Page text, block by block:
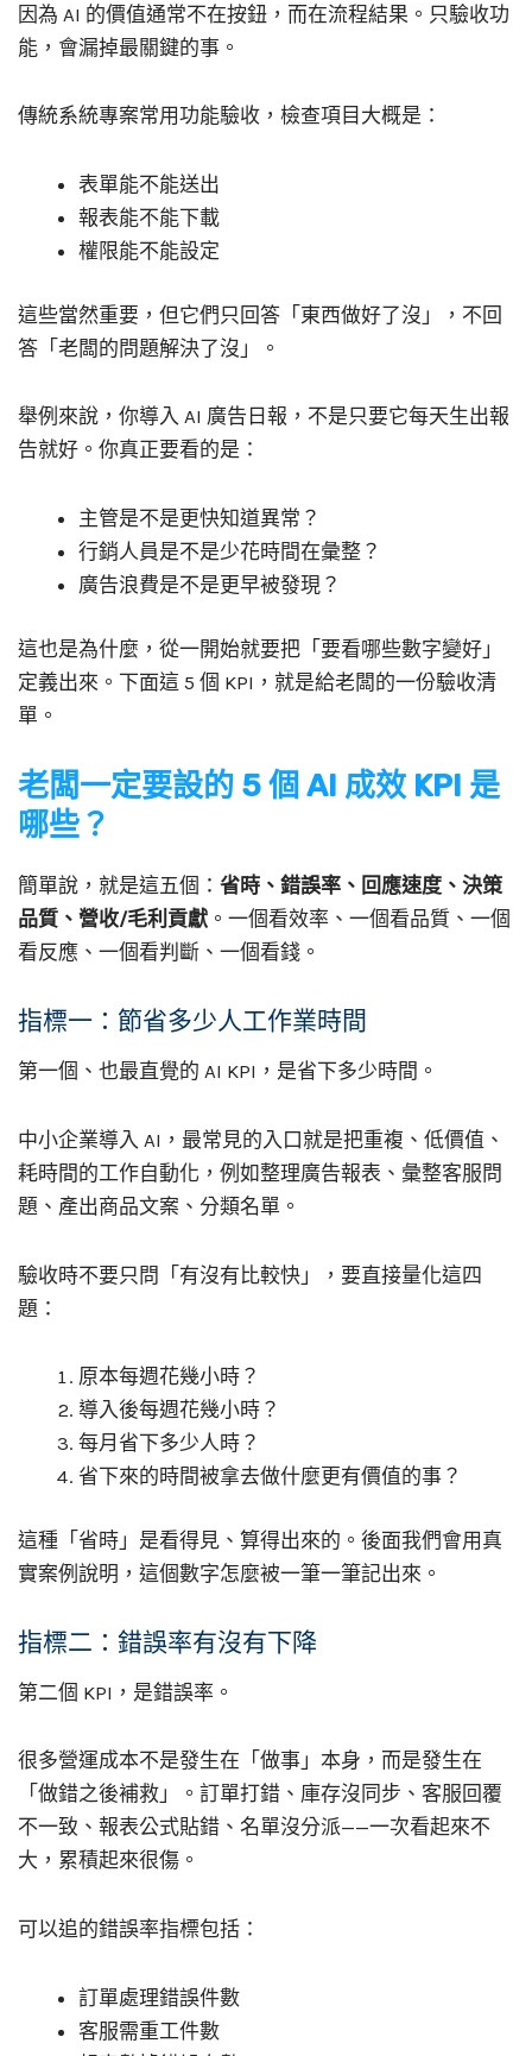
因為 AI 的價值通常不在按鈕，而在流程結果。只驗收功
能，會漏掉最關鍵的事。
傳統系統專案常用功能驗收，檢查項目大概是：
表單能不能送出
報表能不能下載
權限能不能設定
這些當然重要，但它們只回答「東西做好了沒」，不回
答「老闆的問題解決了沒」。
舉例來說，你導入 AI 廣告日報，不是只要它每天生出報
告就好。你真正要看的是：
主管是不是更快知道異常？
行銷人員是不是少花時間在彙整？
廣告浪費是不是更早被發現？
這也是為什麼，從一開始就要把「要看哪些數字變好」
定義出來。下面這 5 個 KPI，就是給老闆的一份驗收清
單。
老闆一定要設的 5 個 AI 成效 KPI 是
哪些？
簡單說，就是這五個： 省時、錯誤率、回應速度、決策
品質、營收/毛利貢獻 。一個看效率、一個看品質、一個
看反應、一個看判斷、一個看錢。
指標一：節省多少人工作業時間
第一個、也最直覺的 AI KPI，是省下多少時間。
中小企業導入 AI，最常見的入口就是把重複、低價值、
耗時間的工作自動化，例如整理廣告報表、彙整客服問
題、產出商品文案、分類名單。
驗收時不要只問「有沒有比較快」，要直接量化這四
題：
原本每週花幾小時？
導入後每週花幾小時？
每月省下多少人時？
省下來的時間被拿去做什麼更有價值的事？
這種「省時」是看得見、算得出來的。後面我們會用真
實案例說明，這個數字怎麼被一筆一筆記出來。
指標二：錯誤率有沒有下降
第二個 KPI，是錯誤率。
很多營運成本不是發生在「做事」本身，而是發生在
「做錯之後補救」。訂單打錯、庫存沒同步、客服回覆
不一致、報表公式貼錯、名單沒分派——一次看起來不
大，累積起來很傷。
可以追的錯誤率指標包括：
訂單處理錯誤件數
客服需重工件數